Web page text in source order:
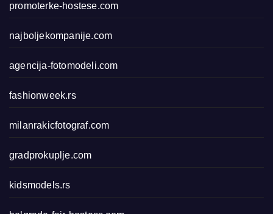
promoterke-hostese.com
najboljekompanije.com
agencija-fotomodeli.com
fashionweek.rs
milanrakicfotograf.com
gradprokuplje.com
kidsmodels.rs